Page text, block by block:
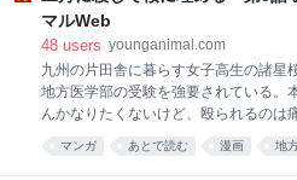
@mizumari2024 宿泊代交通費あわせて
突っ込んでますからね… 加えてクソ忙
って… お詫びの土産代すらも高級菓子
らない イベント行くためだけに
x.com/sorsolaaa/stat… 2026-08-08
マルWeb
48 users younganimal.com
九州の片田舎に暮らす女子高生の諸星
地方医学部の受験を強要されている。
んかなりたくないけど、殴られるのは
マンガ あとで読む 漫画 地